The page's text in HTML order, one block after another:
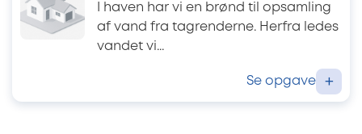
I haven har vi en brønd til opsamling
af vand fra tagrenderne. Herfra ledes
vandet vi...
Se opgave +